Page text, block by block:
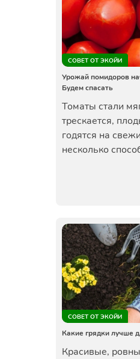
СОВЕТ ОТ ЭКОЙИ
Урожай помидоров
Будем спасать
Томаты стали
трескается,
годятся на
несколько
СОВЕТ ОТ ЭКОЙИ
Какие грядки лучше
Красивые,